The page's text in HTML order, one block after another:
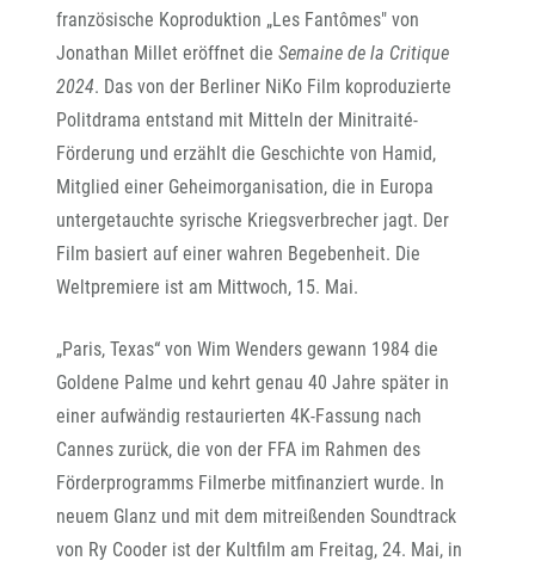
französische Koproduktion „Les Fantômes" von
Jonathan Millet eröffnet die Semaine de la Critique
2024. Das von der Berliner NiKo Film koproduzierte
Politdrama entstand mit Mitteln der Minitraité-
Förderung und erzählt die Geschichte von Hamid,
Mitglied einer Geheimorganisation, die in Europa
untergetauchte syrische Kriegsverbrecher jagt. Der
Film basiert auf einer wahren Begebenheit. Die
Weltpremiere ist am Mittwoch, 15. Mai.
„Paris, Texas“ von Wim Wenders gewann 1984 die
Goldene Palme und kehrt genau 40 Jahre später in
einer aufwändig restaurierten 4K-Fassung nach
Cannes zurück, die von der FFA im Rahmen des
Förderprogramms Filmerbe mitfinanziert wurde. In
neuem Glanz und mit dem mitreißenden Soundtrack
von Ry Cooder ist der Kultfilm am Freitag, 24. Mai, in